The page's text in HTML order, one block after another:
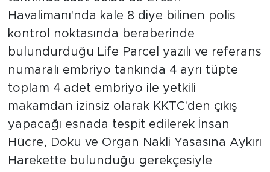
Havalimanı'nda kale 8 diye bilinen polis
kontrol noktasında beraberinde
bulundurduğu Life Parcel yazılı ve referans
numaralı embriyo tankında 4 ayrı tüpte
toplam 4 adet embriyo ile yetkili
makamdan izinsiz olarak KKTC'den çıkış
yapacağı esnada tespit edilerek İnsan
Hücre, Doku ve Organ Nakli Yasasına Aykırı
Harekette bulunduğu gerekçesiyle